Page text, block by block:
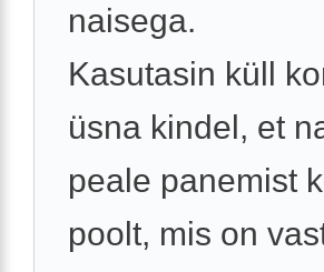
naisega.
Kasutasin küll
üsna kindel, et
peale panemist
poolt, mis on